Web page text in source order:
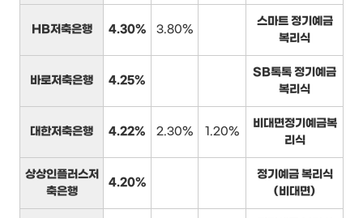
HB저축은행 4.30% 3.80%
스마트 정기예금
복리식
바로저축은행 4.25%
SB톡톡 정기예금
복리식
대한저축은행 4.22% 2.30% 1.20%
비대면정기예금복
리식
상상인플러스저
축은행
4.20%
정기예금 복리식
(비대면)